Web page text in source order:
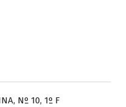
Nº 10, 1º F